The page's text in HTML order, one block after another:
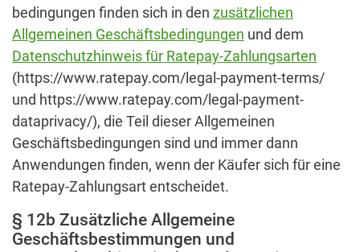
bedingungen finden sich in den zusätzlichen
Allgemeinen Geschäftsbedingungen und dem
Datenschutzhinweis für Ratepay-Zahlungsarten
(https://www.ratepay.com/legal-payment-terms/
und https://www.ratepay.com/legal-payment-
dataprivacy/), die Teil dieser Allgemeinen
Geschäftsbedingungen sind und immer dann
Anwendungen finden, wenn der Käufer sich für eine
Ratepay-Zahlungsart entscheidet.
§ 12b Zusätzliche Allgemeine
Geschäftsbestimmungen und